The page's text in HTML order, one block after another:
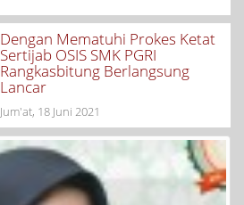
Dengan Mematuhi Prokes Ketat
Sertijab OSIS SMK PGRI
Rangkasbitung Berlangsung
Lancar
Jum'at, 18 Juni 2021